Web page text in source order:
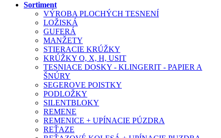
Sortiment
VÝROBA PLOCHÝCH TESNENÍ
LOŽISKÁ
GUFERÁ
MANŽETY
STIERACIE KRÚŽKY
KRÚŽKY O, X, H, USIT
TESNIACE DOSKY - KLINGERIT - PAPIER A
ŠNÚRY
SEGEROVE POISTKY
PODLOŽKY
SILENTBLOKY
REMENE
REMENICE + UPÍNACIE PÚZDRA
REŤAZE